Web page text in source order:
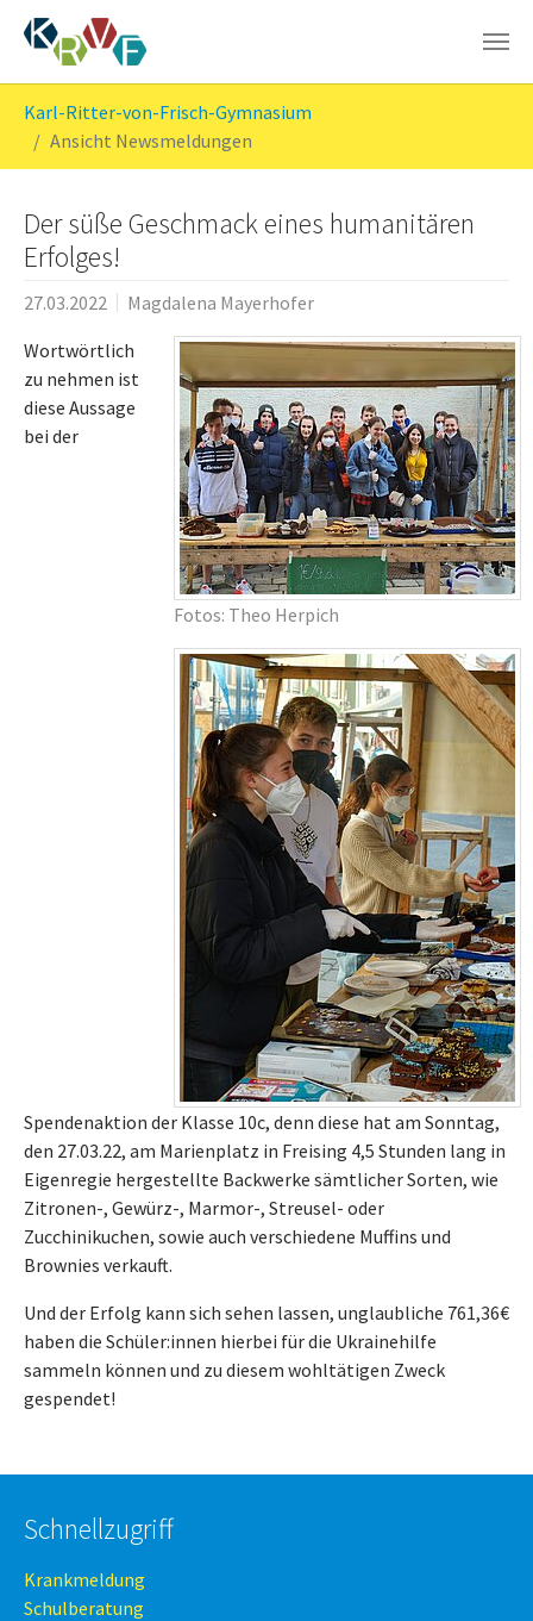
Karl-Ritter-von-Frisch-Gymnasium
Ansicht Newsmeldungen
Der süße Geschmack eines humanitären
Erfolges!
27.03.2022 Magdalena Mayerhofer
Fotos: Theo Herpich
Wortwörtlich
zu nehmen ist
diese Aussage
bei der
Spendenaktion der Klasse 10c, denn diese hat am Sonntag,
den 27.03.22, am Marienplatz in Freising 4,5 Stunden lang in
Eigenregie hergestellte Backwerke sämtlicher Sorten, wie
Zitronen-, Gewürz-, Marmor-, Streusel- oder
Zucchinikuchen, sowie auch verschiedene Muffins und
Brownies verkauft.
Und der Erfolg kann sich sehen lassen, unglaubliche 761,36€
haben die Schüler:innen hierbei für die Ukrainehilfe
sammeln können und zu diesem wohltätigen Zweck
gespendet!
Schnellzugriff
Krankmeldung
Schulberatung